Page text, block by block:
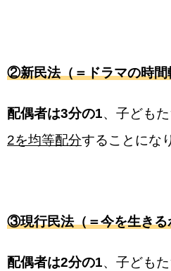
②新民法（＝ドラマの時間
配偶者は3分の1、子どもた
2を均等配分することにな
③現行民法（＝今を生きる
配偶者は2分の1、子どもた